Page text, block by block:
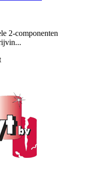
2-componenten